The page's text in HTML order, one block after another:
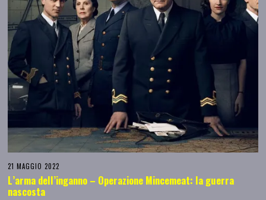
21 MAGGIO 2022
L’arma dell’inganno – Operazione Mincemeat: la guerra
nascosta